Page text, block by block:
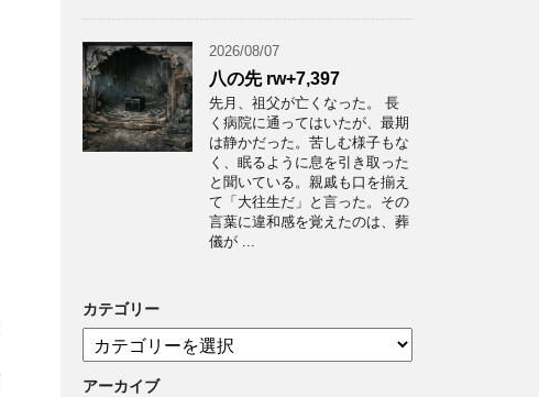
2026/08/07
八の先 rw+7,397
先月、祖父が亡くなった。 長
く病院に通ってはいたが、最期
は静かだった。苦しむ様子もな
く、眠るように息を引き取った
と聞いている。親戚も口を揃え
て「大往生だ」と言った。その
言葉に違和感を覚えたのは、葬
儀が ...
カテゴリー
テ
ゴ
アーカイブ